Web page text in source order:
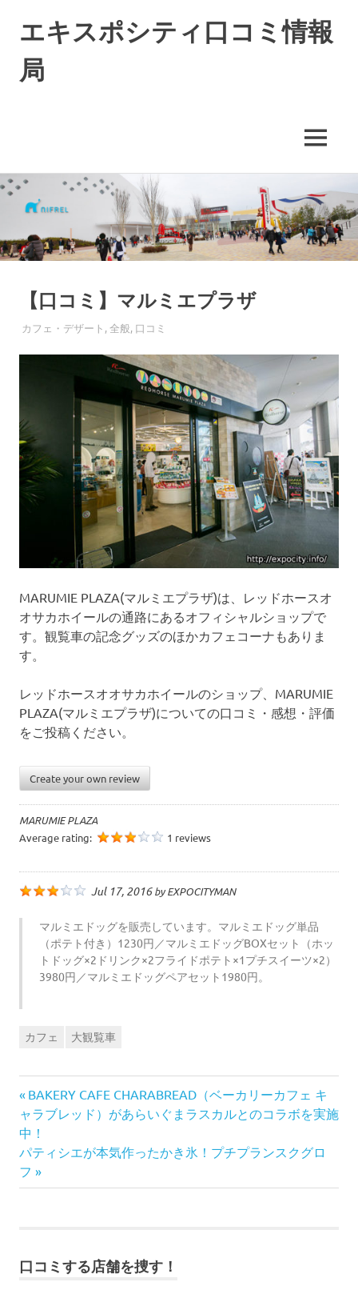
コ
ン
ン
ツ
エキスポシティ口コミ情報
局
テ
に
い
て
や
稿
・
確
認
が
サ
ト
で
す
。
皆
ま
の
口
ミ
を
お
待
ち
て
い
す
MENU
【口コミ】マルミエプラザ
2016年7月17日
EXPO-ADMIN
カフェ・デザート ,全般, 口コミ
MARUMIE PLAZA(マルミエプラザ)は、レッドホースオ
オサカホイールの通路にあるオフィシャルショップで
す。観覧車の記念グッズのほかカフェコーナもありま
す。
レッドホースオオサカホイールのショップ、MARUMIE
PLAZA(マルミエプラザ)についての口コミ・感想・評価
をご投稿ください。
Create your own review
MARUMIE PLAZA
Average rating: 1 reviews
Jul 17, 2016byEXPOCITYMAN
マルミエドッグを販売しています。マルミエドッグ単品
（ポテト付き）1230円／マルミエドッグBOXセット（ホッ
トドッグ×2ドリンク×2フライドポテト×1プチスイーツ×2）
3980円／マルミエドッグペアセット1980円。
カフェ 大観覧車
投
稿
ナ
ー
前
の
記
事:
BAKERY CAFE CHARABREAD（ベーカリーカフェ キ
ャラブレッド）があらいぐまラスカルとのコラボを実施
中！
次
の
記
パティシエが本気作ったかき氷！プチプランスクグロ
フ
口コミする店舗を捜す！